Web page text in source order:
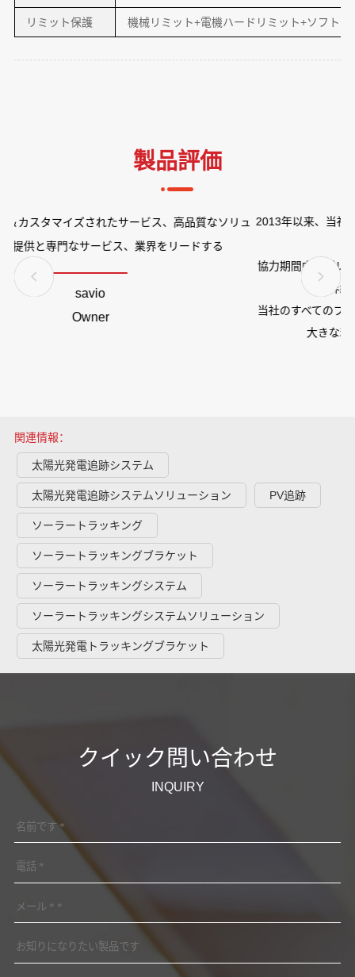
リミット保護 機械リミット+電機ハードリミット+ソフトリ
製品評価
ュ 2013年以来、当社とグレースソーラーは多くのプロジェクトに協
力してきました。
協力期間中、グレースソーラーのチームは専門な知識、豊富な業
界経験と誠実なサービスを利用し、
当社のすべてのプロジェクトが非常に良い成果が得られ、当社に
ManagingDirector
関連情報：
太陽光発電追跡システム
太陽光発電追跡システムソリューション PV追跡
ソーラートラッキング
ソーラートラッキングシステムソリューション
クイック問い合わせ